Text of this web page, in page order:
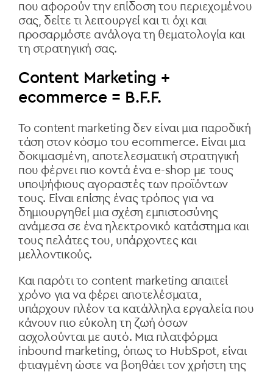
που αφορούν την επίδοση του περιεχομένου
σας, δείτε τι λειτουργεί και τι όχι και
προσαρμόστε ανάλογα τη θεματολογία και
τη στρατηγική σας.
Content Marketing +
ecommerce = B.F.F.
Το content marketing δεν είναι μια παροδική
τάση στον κόσμο του ecommerce. Είναι μια
δοκιμασμένη, αποτελεσματική στρατηγική
που φέρνει πιο κοντά ένα e-shop με τους
υποψήφιους αγοραστές των προϊόντων
τους. Είναι επίσης ένας τρόπος για να
δημιουργηθεί μια σχέση εμπιστοσύνης
ανάμεσα σε ένα ηλεκτρονικό κατάστημα και
τους πελάτες του, υπάρχοντες και
μελλοντικούς.
Και παρότι το content marketing απαιτεί
χρόνο για να φέρει αποτελέσματα,
υπάρχουν πλέον τα κατάλληλα εργαλεία που
κάνουν πιο εύκολη τη ζωή όσων
ασχολούνται με αυτό. Μια πλατφόρμα
inbound marketing, όπως το HubSpot, είναι
φτιαγμένη ώστε να βοηθάει τον χρήστη της